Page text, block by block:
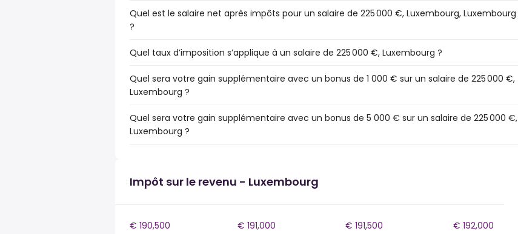
Quel est le salaire net après impôts pour un salaire de 225 000 €, Luxembourg, Luxembourg
?
Quel taux d’imposition s’applique à un salaire de 225 000 €, Luxembourg ?
Quel sera votre gain supplémentaire avec un bonus de 1 000 € sur un salaire de 225 000 €,
Luxembourg ?
Quel sera votre gain supplémentaire avec un bonus de 5 000 € sur un salaire de 225 000 €,
Luxembourg ?
Impôt sur le revenu - Luxembourg
€ 190,500 € 191,000 € 191,500
€ 192,000